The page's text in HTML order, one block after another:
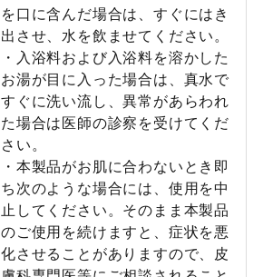
を口に含んだ場合は、すぐにはき
出させ、水を飲ませてください。
・入浴料および入浴料を溶かした
お湯が目に入った場合は、真水で
すぐに洗い流し、異常があらわれ
た場合は医師の診察を受けてくだ
さい。
・本製品がお肌に合わないとき即
ち次のような場合には、使用を中
止してください。そのまま本製品
のご使用を続けますと、症状を悪
化させることがありますので、皮